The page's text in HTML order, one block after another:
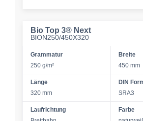
Bio Top 3® Next
BION250/450X320
Grammatur
250 g/m²
Breite
450 mm
Länge
320 mm
DIN
SRA3
Laufrichtung
Farbe